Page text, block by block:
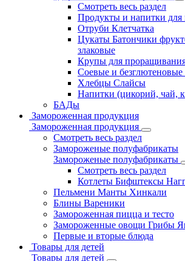
Смотреть весь раздел
Продукты и напитки для
Отруби Клетчатка
Цукаты Батончики
злаковые
Крупы для
Соевые и
Хлебцы Слайсы
Напитки (цикорий, чай,
БАДы
Замороженная продукция
Замороженная продукция
Смотреть весь раздел
Замороженые полуфабрикаты
Замороженые полуфабрикаты
Смотреть весь раздел
Котлеты Бифштексы
Пельмени Манты Хинкали
Блины Вареники
Замороженная пицца и тесто
Замороженные овощи Грибы
Первые и вторые блюда
Товары для детей
Товары для детей